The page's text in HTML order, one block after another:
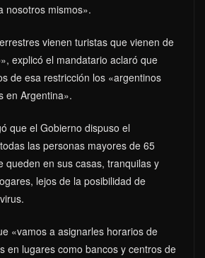
nosotros mismos».
vienen turistas que vienen de
explicó el mandatario aclaró que
de esa restricción los «argentinos
en Argentina».
que el Gobierno dispuso el
las personas mayores de 65
queden en sus casas, tranquilas y
lejos de la posibilidad de
«vamos a asignarles horarios de
en lugares como bancos y centros de